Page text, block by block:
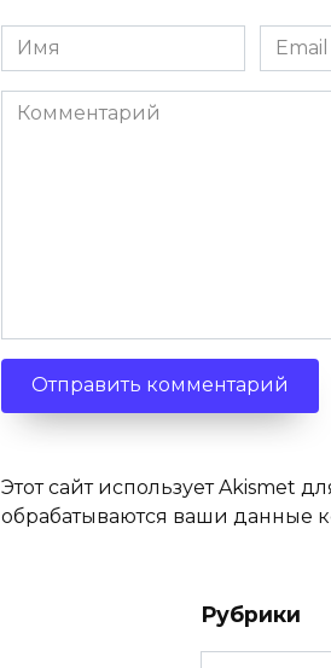
Имя Email
Комментарий
Этот сайт использует Akismet
обрабатываются ваши данные
Рубрики